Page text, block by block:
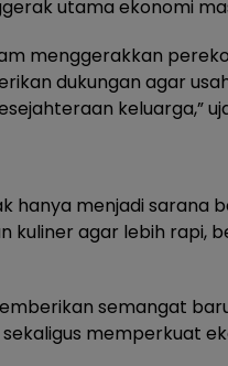
utama ekonomi
menggerakkan
dukungan agar
keluarga,”
hanya menjadi sarana
kuliner agar lebih rapi,
semangat
memperkuat